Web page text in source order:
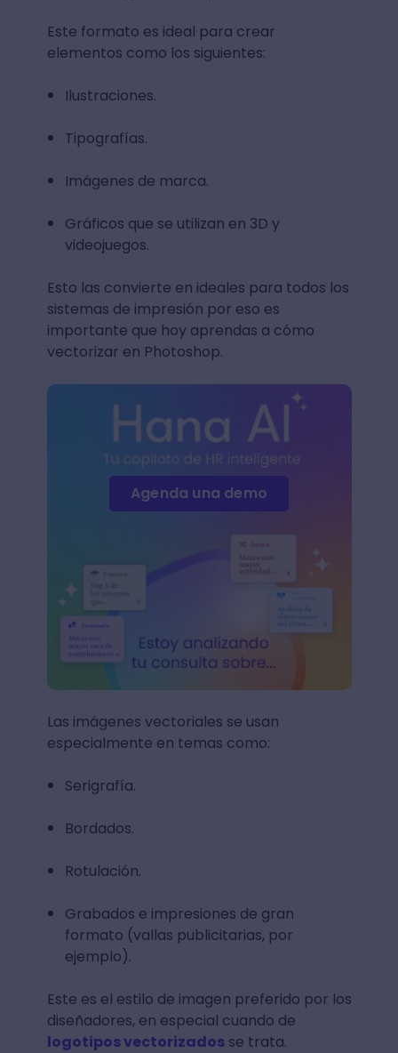
Este formato es ideal para crear
elementos como los siguientes:
Ilustraciones.
Tipografías.
Imágenes de marca.
Gráficos que se utilizan en 3D y
videojuegos.
Esto las convierte en ideales para todos los
sistemas de impresión por eso es
importante que hoy aprendas a cómo
vectorizar en Photoshop.
Agenda una demo
Las imágenes vectoriales se usan
especialmente en temas como:
Serigrafía.
Bordados.
Rotulación.
Grabados e impresiones de gran
formato (vallas publicitarias, por
ejemplo).
Este es el estilo de imagen preferido por los
diseñadores, en especial cuando de
logotipos vectorizadosse trata.